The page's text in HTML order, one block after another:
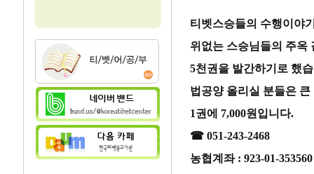
티벳스승들의 수행이야
위없는 스승님들의 주옥
5천권을 발간하기로 했
법공양 올리실 분들은
1권에 7,000원입니다.
☎ 051-243-2468
농협계좌 : 923-01-353560